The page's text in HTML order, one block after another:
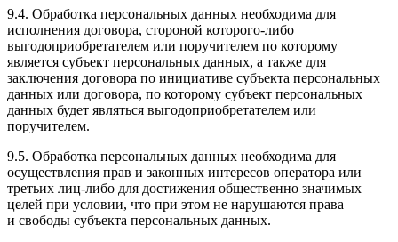
9.4. Обработка персональных данных необходима для
исполнения договора, стороной которого-либо
выгодоприобретателем или поручителем по которому
является субъект персональных данных, а также для
заключения договора по инициативе субъекта персональных
данных или договора, по которому субъект персональных
данных будет являться выгодоприобретателем или
поручителем.
9.5. Обработка персональных данных необходима для
осуществления прав и законных интересов оператора или
третьих лиц-либо для достижения общественно значимых
целей при условии, что при этом не нарушаются права
и свободы субъекта персональных данных.